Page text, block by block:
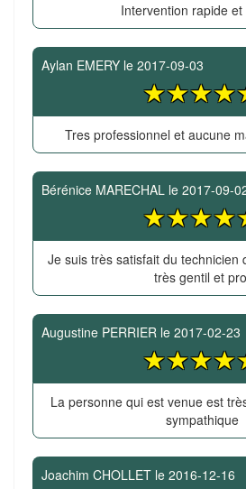
Intervention rapide et
Aylan EMERY le 2017-09-03
Tres professionnel et aucune
Bérénice MARECHAL le 2017-09-
Je suis très satisfait du technicien
très gentil et
Augustine PERRIER le 2017-02-23
La personne qui est venue est
sympathique
Joachim CHOLLET le 2016-12-16